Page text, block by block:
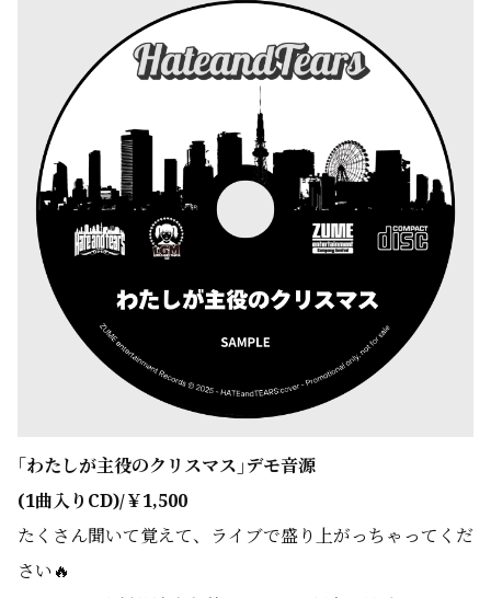
｢わたしが主役のクリスマス｣デモ音源
(1曲入りCD)/￥1,500
たくさん聞いて覚えて、ライブで盛り上がっちゃってくだ
さい🔥